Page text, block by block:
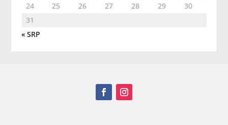
24
25 26 27 28 29
30
31
« SRP